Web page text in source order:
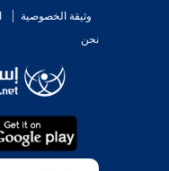
وثيقة الخصوصية
نحن